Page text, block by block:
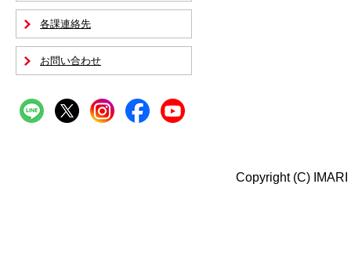
各課連絡先
お問い合わせ
Copyright (C)